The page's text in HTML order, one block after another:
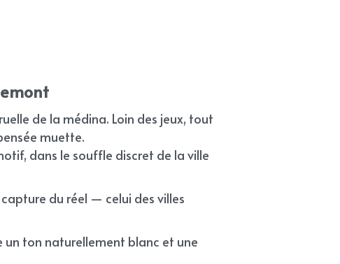
de la médina. Loin des jeux, tout
muette.
dans le souffle discret de la ville
du réel — celui des villes
un ton naturellement blanc et une